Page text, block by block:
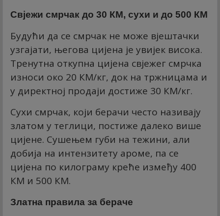
Свјежи смрчак до 30 КМ, сухи и до 500 КМ
Будући да се смрчак не може вјештачки
узгајати, његова цијена је увијек висока.
Тренутна откупна цијена свјежег смрчка
износи око 20 КМ/кг, док на тржницама и
у директној продаји достиже 30 КМ/кг.
Сухи смрчак, који берачи често називају
златом у теглици, постиже далеко више
цијене. Сушењем губи на тежини, али
добија на интензитету ароме, па се
цијена по килограму креће између 400
КМ и 500 КМ.
Златна правила за бераче